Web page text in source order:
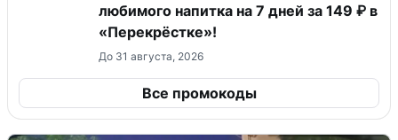
любимого напитка на 7 дней за 149 ₽ в
«Перекрёстке»!
До 31 августа, 2026
Все промокоды